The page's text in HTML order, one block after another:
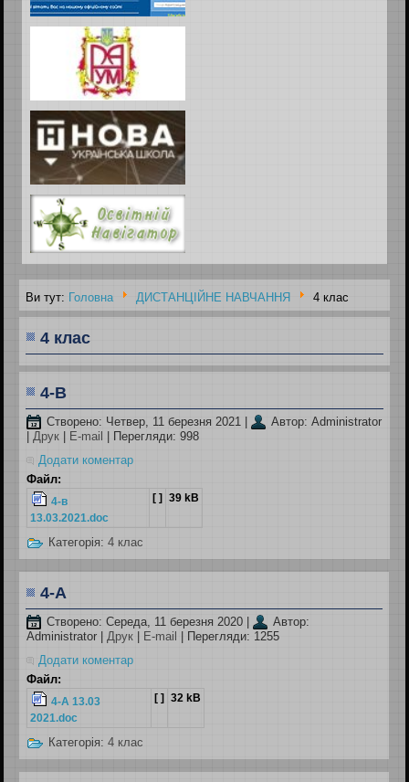
Ви тут: Головна ДИСТАНЦІЙНЕ НАВЧАННЯ 4 клас
4 клас
4-В
Створено: Четвер, 11 березня 2021 |
Автор: Administrator
|Друк E-mail
| Перегляди: 998
Додати коментар
Файл:
4-в
13.03.2021.doc
[ ] 39 kB
Категорія:4 клас
4-А
Створено: Середа, 11 березня 2020
Автор:
Administrator |Друк E-mail
| Перегляди: 1255
Додати коментар
Файл:
4-А 13.03
2021.doc
[ ] 32 kB
Категорія:4 клас